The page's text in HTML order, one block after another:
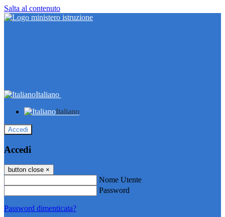
Salta al contenuto
Italiano
Italiano
Accedi
Accedi
button close ×
Nome Utente
Password
Password dimenticata?